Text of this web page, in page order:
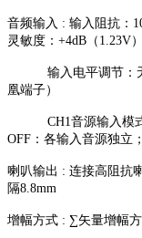
音频输入 : 输入阻抗：
灵敏度：+4dB（1.23V）
输入电平调节：无
凰端子）
CH1音源输入模式切
OFF：各输入音源独立；
喇叭输出 : 连接高阻抗
隔8.8mm
增幅方式 : ∑矢量增幅